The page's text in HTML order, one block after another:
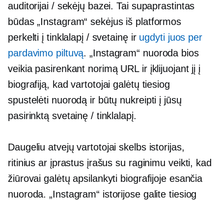
auditorijai / sekėjų bazei. Tai supaprastintas
būdas „Instagram“ sekėjus iš platformos
perkelti į tinklalapį / svetainę ir ugdyti juos per
pardavimo piltuvą. „Instagram“ nuoroda bios
veikia pasirenkant norimą URL ir įklijuojant jį į
biografiją, kad vartotojai galėtų tiesiog
spustelėti nuorodą ir būtų nukreipti į jūsų
pasirinktą svetainę / tinklalapį.
Daugeliu atvejų vartotojai skelbs istorijas,
ritinius ar įprastus įrašus su raginimu veikti, kad
žiūrovai galėtų apsilankyti biografijoje esančia
nuoroda. „Instagram“ istorijose galite tiesiog